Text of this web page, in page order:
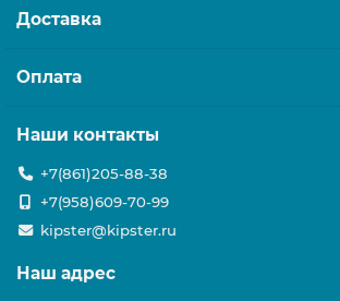
Доставка
Оплата
Наши контакты
+7(861)205-88-38
+7(958)609-70-99
kipster@kipster.ru
Наш адрес